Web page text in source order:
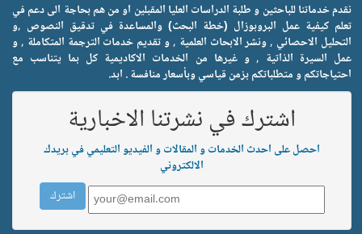
نقدم خدماتنا للباحثين و طلبة الدراسات العليا المقبلين او من هم بحاجة الى دعم في
تعلم كيفية عمل البروبوزال (خطة البحث) والمساعدة في تدقيق النصوص ,و
التحليل الاحصائي , ونشر الابحاث العلمية , و تقديم خدمات الترجمة المتكاملة , و
عمل السيرة الذاتية , و غيرها من الخدمات الاكاديمية كل بما يتناسب مع
احتياجاتكم و متطلباتكم بزمن قياسي وبأسعار منافسة . ابد.
اشترك في نشرتنا الاخبارية
احصل على احدث الخدمات و المقالات و الفيديو التعليمي في بريدك
الالكتروني